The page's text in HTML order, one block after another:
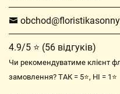
4.9/5 ⭐ (56 відгуків)
Чи рекомендуватиме клієнт
замовлення? ТАК = 5⭐, НІ = 1⭐